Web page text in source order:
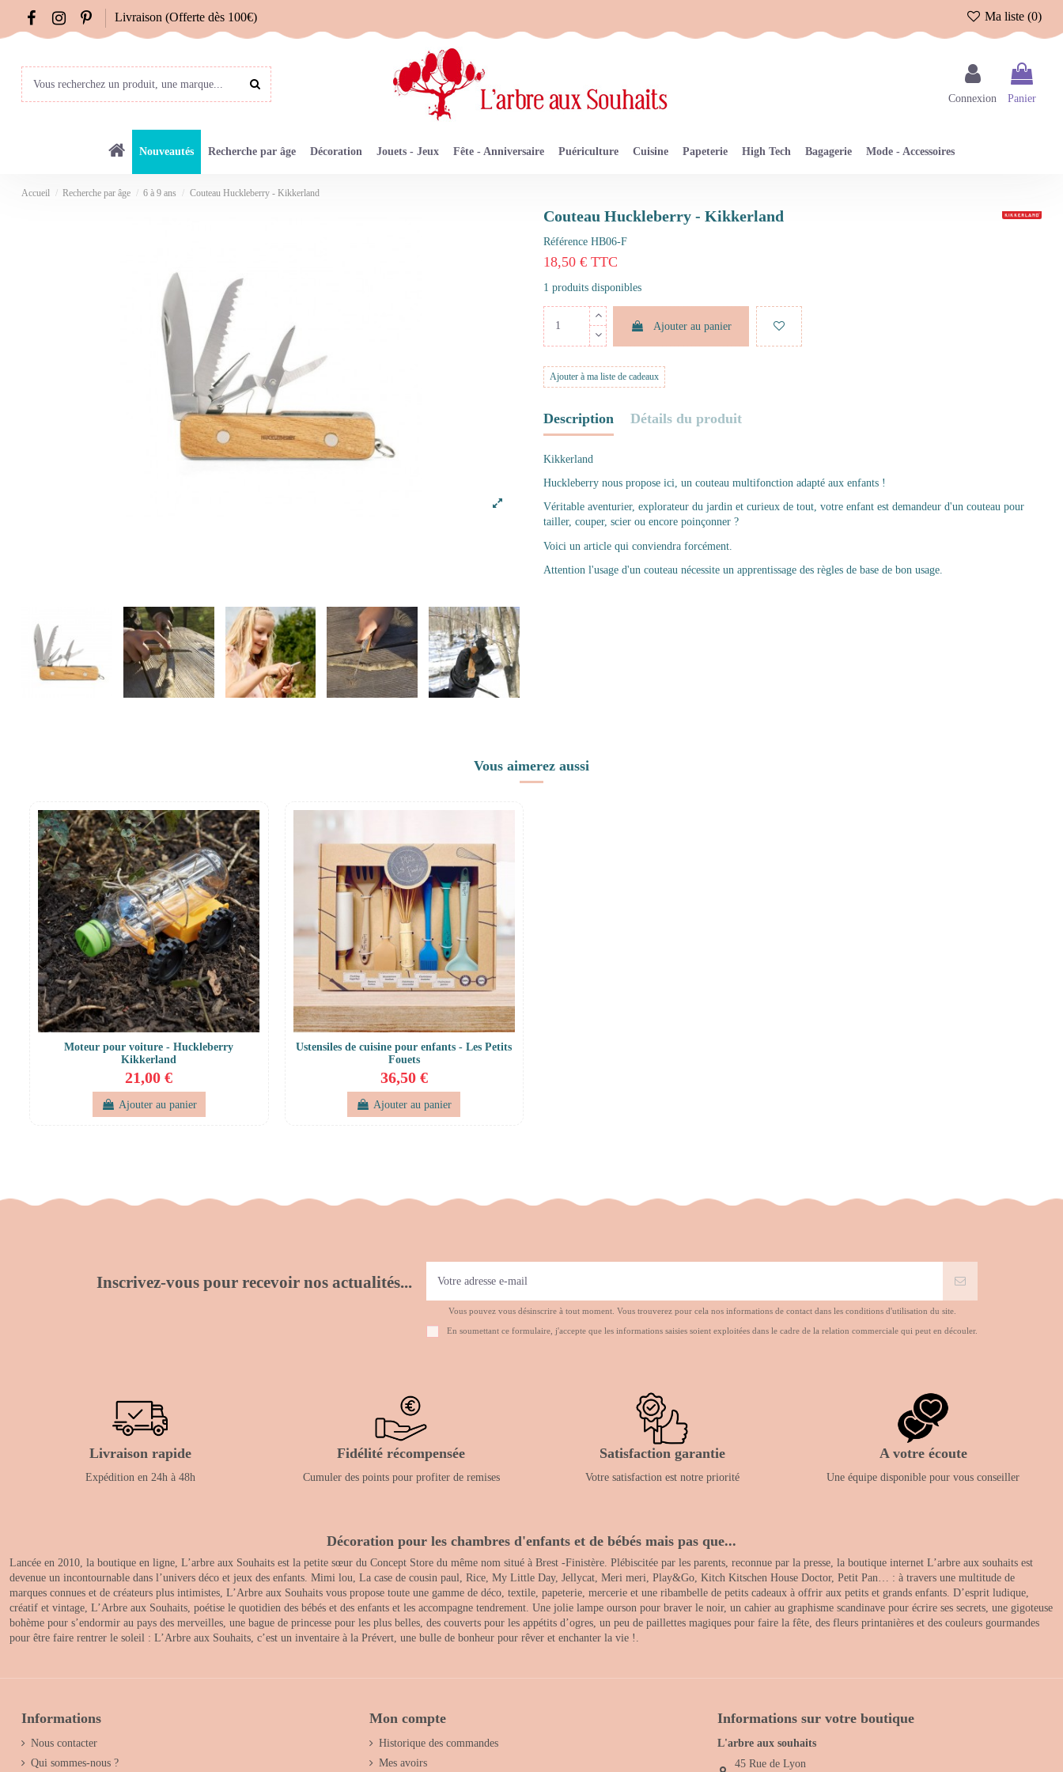
Livraison (Offerte dès 100€) Ma liste (0)
Connexion Panier
Nouveautés Recherche par âge Décoration Jouets - Jeux Fête - Anniversaire Puériculture Cuisine Papeterie High Tech Bagagerie Mode - Accessoires
Accueil Recherche par âge 6 à 9 ans Couteau Huckleberry - Kikkerland
Couteau Huckleberry - Kikkerland
Référence HB06-F
18,50 € TTC
1 produits disponibles
Ajouter au panier
Ajouter à ma liste de cadeaux
Description Détails du produit
Kikkerland
Huckleberry nous propose ici, un couteau multifonction adapté aux enfants !
Véritable aventurier, explorateur du jardin et curieux de tout, votre enfant est demandeur d'un couteau pour
tailler, couper, scier ou encore poinçonner ?
Voici un article qui conviendra forcément.
Attention l'usage d'un couteau nécessite un apprentissage des règles de base de bon usage.
Vous aimerez aussi
Moteur pour voiture - Huckleberry
Kikkerland
21,00 €
Ajouter au panier
Ustensiles de cuisine pour enfants - Les Petits
Fouets
36,50 €
Ajouter au panier
Inscrivez-vous pour recevoir nos actualités...
Vous pouvez vous désinscrire à tout moment. Vous trouverez pour cela nos informations de contact dans les conditions d'utilisation du site.
En soumettant ce formulaire, j'accepte que les informations saisies soient exploitées dans le cadre de la relation commerciale qui peut en découler.
Livraison rapide
Expédition en 24h à 48h
Fidélité récompensée
Cumuler des points pour profiter de remises
Satisfaction garantie
Votre satisfaction est notre priorité
A votre écoute
Une équipe disponible pour vous conseiller
Décoration pour les chambres d'enfants et de bébés mais pas que...
Lancée en 2010, la boutique en ligne, L’arbre aux Souhaits est la petite sœur du Concept Store du même nom situé à Brest -Finistère. Plébiscitée par les parents, reconnue par la presse, la boutique internet L’arbre aux souhaits est
devenue un incontournable dans l’univers déco et jeux des enfants. Mimi lou, La case de cousin paul, Rice, My Little Day, Jellycat, Meri meri, Play&Go, Kitch Kitschen House Doctor, Petit Pan… : à travers une multitude de
marques connues et de créateurs plus intimistes, L’Arbre aux Souhaits vous propose toute une gamme de déco, textile, papeterie, mercerie et une ribambelle de petits cadeaux à offrir aux petits et grands enfants. D’esprit ludique,
créatif et vintage, L’Arbre aux Souhaits, poétise le quotidien des bébés et des enfants et les accompagne tendrement. Une jolie lampe ourson pour braver le noir, un cahier au graphisme scandinave pour écrire ses secrets, une gigoteuse
bohème pour s’endormir au pays des merveilles, une bague de princesse pour les plus belles, des couverts pour les appétits d’ogres, un peu de paillettes magiques pour faire la fête, des fleurs printanières et des couleurs gourmandes
pour être faire rentrer le soleil : L’Arbre aux Souhaits, c’est un inventaire à la Prévert, une bulle de bonheur pour rêver et enchanter la vie !.
Informations
Nous contacter
Qui sommes-nous ?
Mon compte
Historique des commandes
Mes avoirs
Informations sur votre boutique
L'arbre aux souhaits
45 Rue de Lyon